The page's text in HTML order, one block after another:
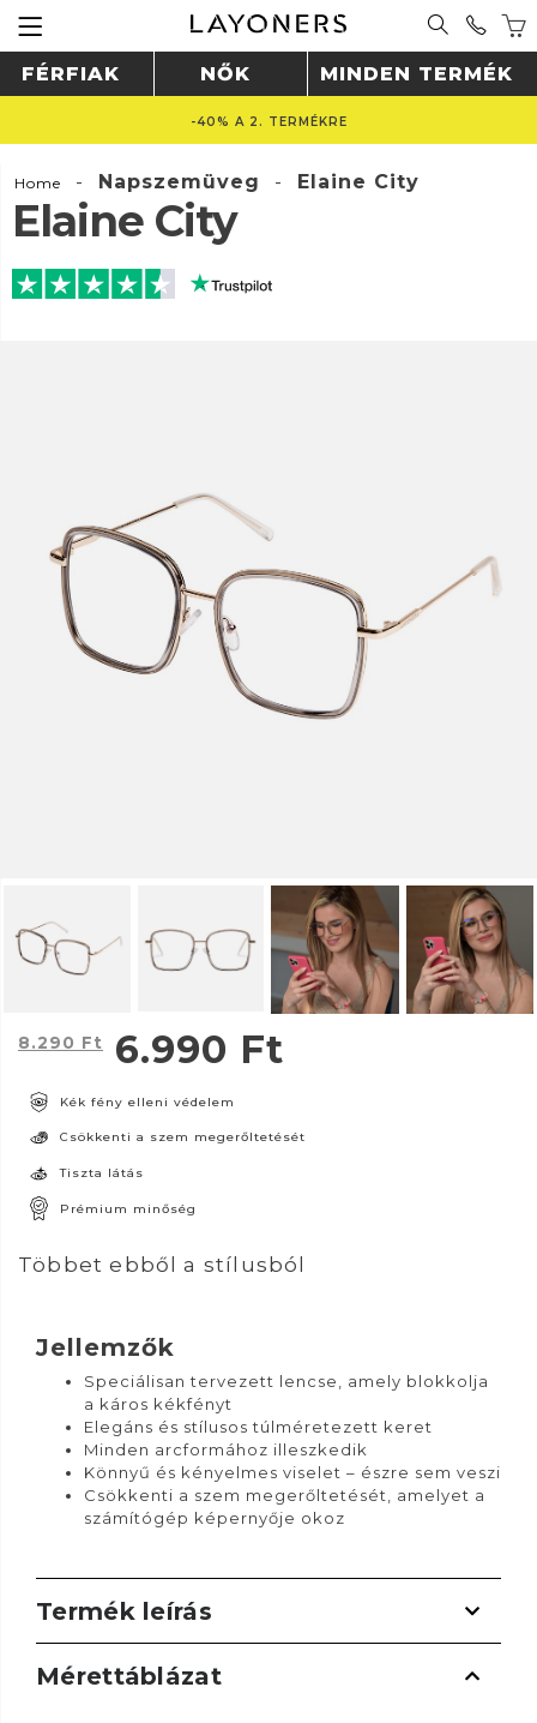
FÉRFIAK NŐK MINDEN TERMÉK
-40% A 2. TERMÉKRE
Home - Napszemüveg - Elaine City
Elaine City
8.290 Ft 6.990 Ft
Kék fény elleni védelem
Csökkenti a szem megerőltetését
Tiszta látás
Prémium minőség
Többet ebből a stílusból
Jellemzők
Speciálisan tervezett lencse, amely blokkolja
a káros kékfényt
Elegáns és stílusos túlméretezett keret
Minden arcformához illeszkedik
Könnyű és kényelmes viselet – észre sem veszi
Csökkenti a szem megerőltetését, amelyet a
számítógép képernyője okoz
Termék leírás
Mérettáblázat